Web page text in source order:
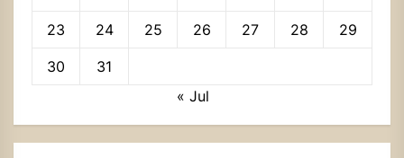
23 24 25 26 27 28 29
30
31
« Jul